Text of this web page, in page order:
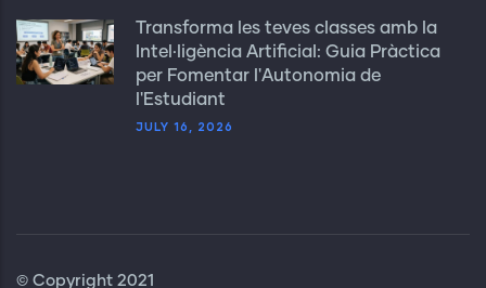
Transforma les teves classes amb la
Intel·ligència Artificial: Guia Pràctica
per Fomentar l'Autonomia de
l'Estudiant
JULY 16, 2026
© Copyright 2021